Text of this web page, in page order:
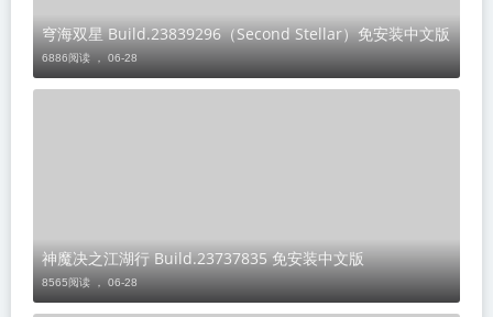
穹海双星 Build.23839296（Second Stellar）免安装中文版
6886阅读 ， 06-28
神魔决之江湖行 Build.23737835 免安装中文版
8565阅读 ， 06-28